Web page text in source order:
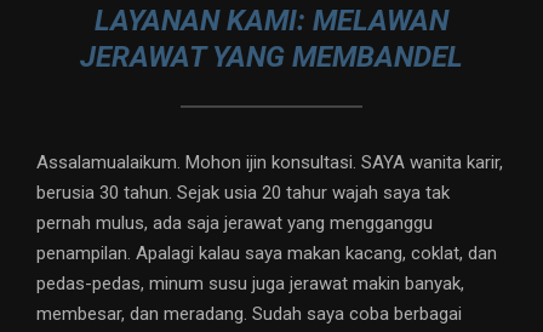
LAYANAN KAMI: MELAWAN
JERAWAT YANG MEMBANDEL
Assalamualaikum. Mohon ijin konsultasi. SAYA wanita karir,
berusia 30 tahun. Sejak usia 20 tahur wajah saya tak
pernah mulus, ada saja jerawat yang mengganggu
penampilan. Apalagi kalau saya makan kacang, coklat, dan
pedas-pedas, minum susu juga jerawat makin banyak,
membesar, dan meradang. Sudah saya coba berbagai